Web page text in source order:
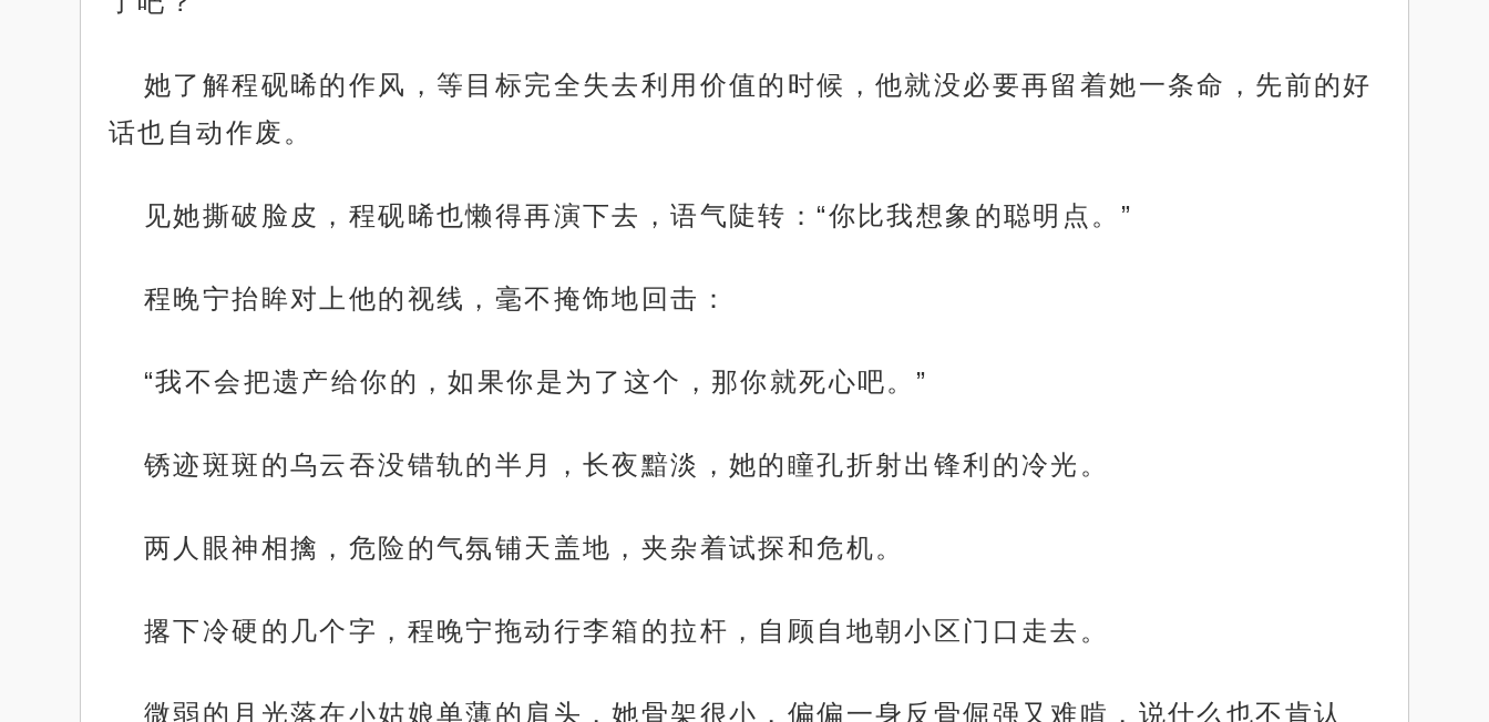
她了解程砚晞的作风，等目标完全失去利用价值的时候，他就没必要再留着她一条命，先前的好
话也自动作废。
见她撕破脸皮，程砚晞也懒得再演下去，语气陡转：“你比我想象的聪明点。”
程晚宁抬眸对上他的视线，毫不掩饰地回击：
“我不会把遗产给你的，如果你是为了这个，那你就死心吧。”
锈迹斑斑的乌云吞没错轨的半月，长夜黯淡，她的瞳孔折射出锋利的冷光。
两人眼神相擒，危险的气氛铺天盖地，夹杂着试探和危机。
撂下冷硬的几个字，程晚宁拖动行李箱的拉杆，自顾自地朝小区门口走去。
微弱的月光落在小姑娘单薄的肩头，她骨架很小，偏偏一身反骨倔强又难啃，说什么也不肯认